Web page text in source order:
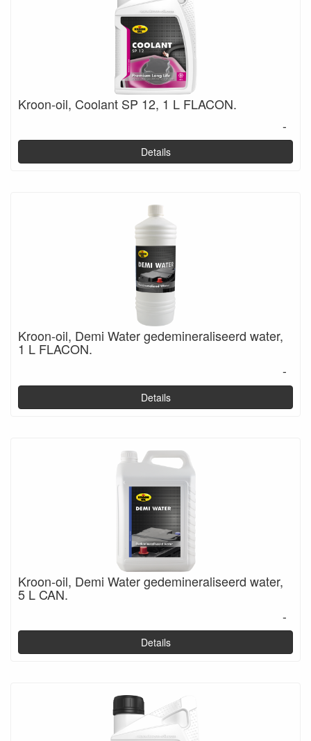
Kroon-oil, Coolant SP 12, 1 L FLACON.
-
Details
Kroon-oil, Demi Water gedemineraliseerd water,
1 L FLACON.
-
Details
Kroon-oil, Demi Water gedemineraliseerd water,
5 L CAN.
-
Details